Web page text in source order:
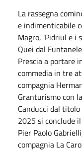
La rassegna
e indimenticabile
Magro, 'Pidriul e i
Quei dal
Prescia a portare
commedia in tre
compagnia
Granturismo con
Canducci dal titolo
2025 si conclude
Pier Paolo
compagnia La